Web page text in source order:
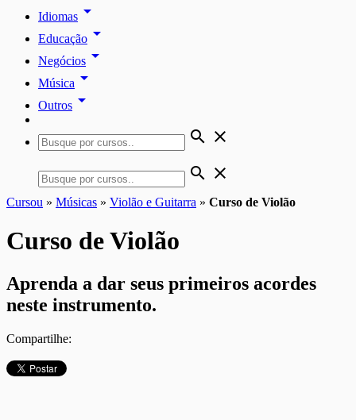
Idiomas arrow_drop_down
Educação arrow_drop_down
Negócios arrow_drop_down
Música arrow_drop_down
Outros arrow_drop_down
search close
search close
Cursou » Músicas » Violão e Guitarra » Curso de Violão
Curso de Violão
Aprenda a dar seus primeiros acordes
neste instrumento.
Compartilhe: